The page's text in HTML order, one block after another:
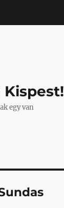
Kispest!
egy van